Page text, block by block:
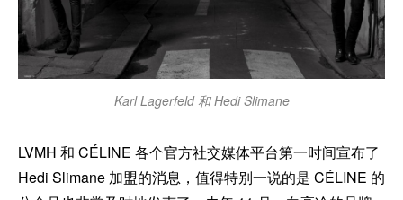
Karl Lagerfeld 和 Hedi Slimane
LVMH 和 CÉLINE 各个官方社交媒体平台第一时间宣布了
Hedi Slimane 加盟的消息，值得特别一说的是 CÉLINE 的